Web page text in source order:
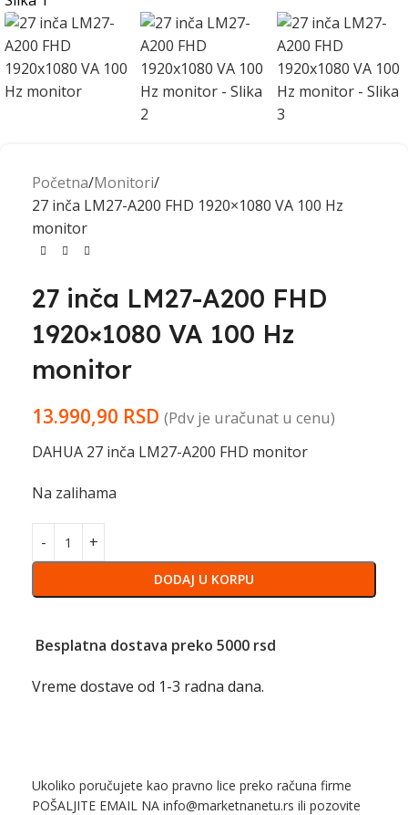
Početna Monitori
27 inča LM27-A200 FHD 1920×1080 VA 100 Hz
monitor
27 inča LM27-A200 FHD
1920×1080 VA 100 Hz
monitor
13.990,90 RSD (Pdv je uračunat u cenu)
DAHUA 27 inča LM27-A200 FHD monitor
Na zalihama
DODAJ U KORPU
Besplatna dostava preko 5000 rsd
Vreme dostave od 1-3 radna dana.
Ukoliko poručujete kao pravno lice preko računa firme
POŠALJITE EMAIL NA info@marketnanetu.rs ili pozovite